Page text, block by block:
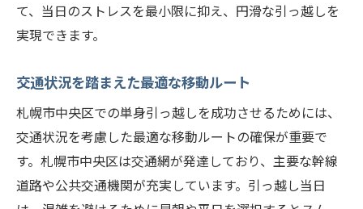
て、当日のストレスを最小限に抑え、円滑な引っ越しを
実現できます。
交通状況を踏まえた最適な移動ルート
札幌市中央区での単身引っ越しを成功させるためには、
交通状況を考慮した最適な移動ルートの確保が重要で
す。札幌市中央区は交通網が発達しており、主要な幹線
道路や公共交通機関が充実しています。引っ越し当日